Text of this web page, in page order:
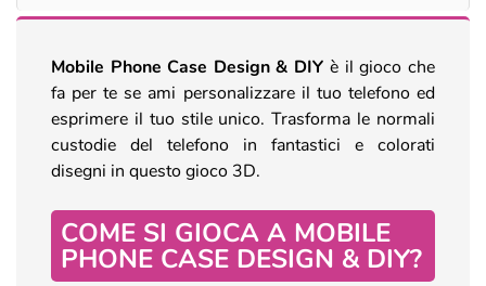
Mobile Phone Case Design & DIY è il gioco che
fa per te se ami personalizzare il tuo telefono ed
esprimere il tuo stile unico. Trasforma le normali
custodie del telefono in fantastici e colorati
disegni in questo gioco 3D.
COME SI GIOCA A MOBILE
PHONE CASE DESIGN & DIY?